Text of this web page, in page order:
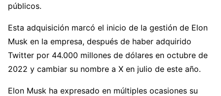
públicos.
Esta adquisición marcó el inicio de la gestión de Elon
Musk en la empresa, después de haber adquirido
Twitter por 44.000 millones de dólares en octubre de
2022 y cambiar su nombre a X en julio de este año.
Elon Musk ha expresado en múltiples ocasiones su